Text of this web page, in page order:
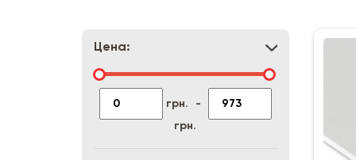
Цена:
грн. -
грн.